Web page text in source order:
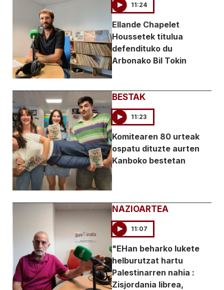
11:24
Ellande Chapelet
Houssetek titulua
defendituko du
Arbonako Bil Tokin
BESTAK
11:23
Komitearen 80 urteak
ospatu dituzte aurten
Kanboko bestetan
NAZIOARTEA
11:07
"EHan beharko lukete
helburutzat hartu
Palestinarren nahia :
Zisjordania librea,